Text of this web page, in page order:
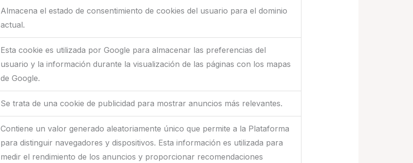
Almacena el estado de consentimiento de cookies del usuario para el dominio
actual.
Esta cookie es utilizada por Google para almacenar las preferencias del
usuario y la información durante la visualización de las páginas con los mapas
de Google.
Se trata de una cookie de publicidad para mostrar anuncios más relevantes.
Contiene un valor generado aleatoriamente único que permite a la Plataforma
para distinguir navegadores y dispositivos. Esta información es utilizada para
medir el rendimiento de los anuncios y proporcionar recomendaciones